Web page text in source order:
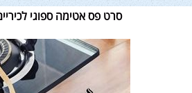
סרט פס אטימה ספוגי